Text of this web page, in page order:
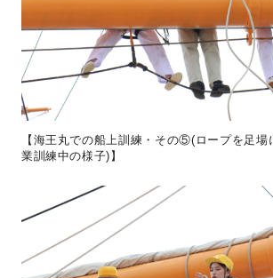
【海王丸での船上訓練・その⑤(ロープを足場
業訓練中の様子)】